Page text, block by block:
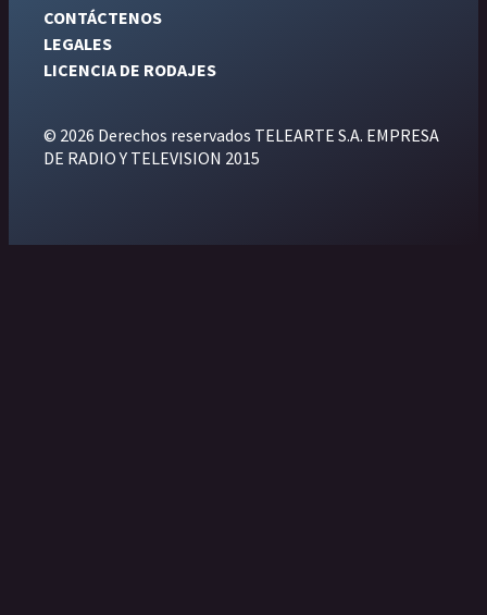
CONTÁCTENOS
LEGALES
LICENCIA DE RODAJES
© 2026 Derechos reservados TELEARTE S.A. EMPRESA
DE RADIO Y TELEVISION 2015